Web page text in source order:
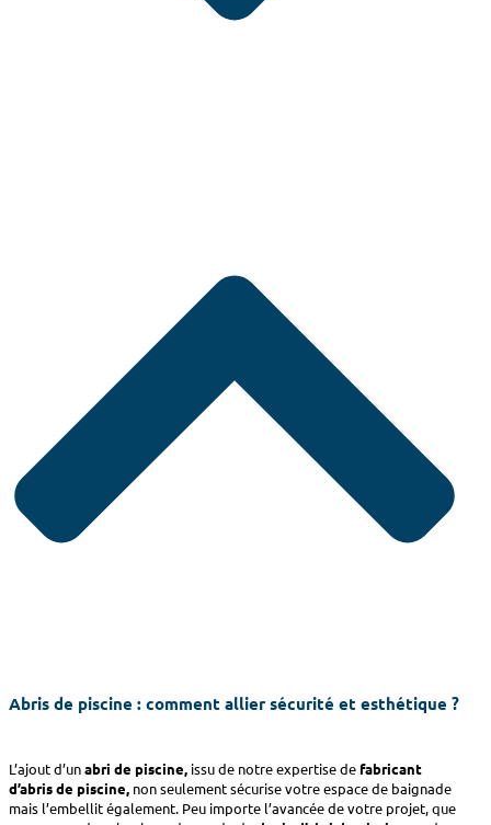
Abris de piscine : comment allier sécurité et esthétique ?
L’ajout d’unabri de piscine, issu de notre expertise defabricant
d’abris de piscine, non seulement sécurise votre espace de baignade
mais l’embellit également. Peu importe l’avancée de votre projet, que